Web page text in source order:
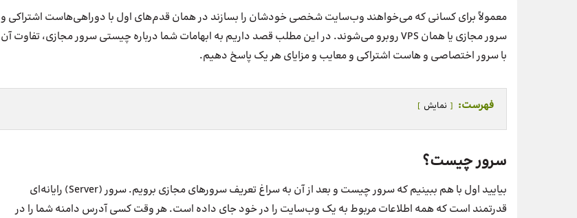
معمولاً برای کسانی که می‌خواهند وب‌سایت شخصی خودشان را بسازند در همان قدم‌های اول با دوراهی‌هاست اشتراکی و
سرور مجازی یا همان VPS روبرو می‌شوند. در این مطلب قصد داریم به ابهامات شما درباره چیستی سرور مجازی، تفاوت آن
با سرور اختصاصی و هاست اشتراکی و معایب و مزایای هر یک پاسخ دهیم.
فهرست: نمایش
سرور چیست؟
بیایید اول با هم ببینیم که سرور چیست و بعد از آن به سراغ تعریف سرورهای مجازی برویم. سرور (Server) رایانه‌ای
قدرتمند است که همه اطلاعات مربوط به یک وب‌سایت را در خود جای داده است. هر وقت کسی آدرس دامنه شما را در